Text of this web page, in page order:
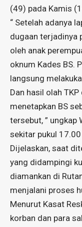
(49) pada Kamis
“ Setelah adanya
dugaan terjadinya
oleh anak
oknum Kades BS.
langsung
Dan hasil olah
menetapkan BS
tersebut, ”
sekitar pukul 17.00
Dijelaskan, saat
yang didampingi
diamankan di
menjalani proses
Menurut Kasat
korban dan para